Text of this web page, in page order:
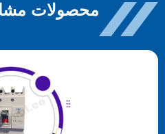
محصولات مشابه